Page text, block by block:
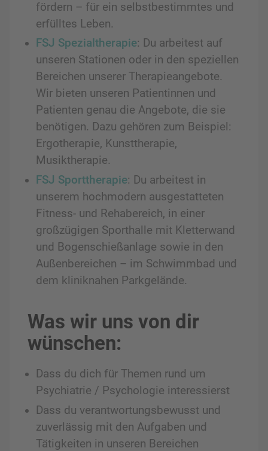
fördern – für ein selbstbestimmtes und
erfülltes Leben.
FSJ Spezialtherapie: Du arbeitest auf
unseren Stationen oder in den speziellen
Bereichen unserer Therapieangebote.
Wir bieten unseren Patientinnen und
Patienten genau die Angebote, die sie
benötigen. Dazu gehören zum Beispiel:
Ergotherapie, Kunsttherapie,
Musiktherapie.
FSJ Sporttherapie: Du arbeitest in
unserem hochmodern ausgestatteten
Fitness- und Rehabereich, in einer
großzügigen Sporthalle mit Kletterwand
und Bogenschießanlage sowie in den
Außenbereichen – im Schwimmbad und
dem kliniknahen Parkgelände.
Was wir uns von dir
wünschen:
Dass du dich für Themen rund um
Psychiatrie / Psychologie interessierst
Dass du verantwortungsbewusst und
zuverlässig mit den Aufgaben und
Tätigkeiten in unseren Bereichen